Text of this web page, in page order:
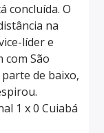
concluída. O
na
líder e
com São
de baixo,
1 x 0 Cuiabá